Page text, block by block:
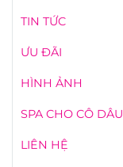
TIN TỨC
ƯU ĐÃI
HÌNH ẢNH
SPA CHO CÔ DÂU
LIÊN HỆ